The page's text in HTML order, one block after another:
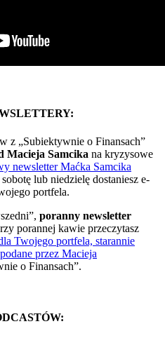
z „Subiektywnie o Finansach”
Macieja Samcika na kryzysowe
newsletter Maćka Samcika
lub niedzielę dostaniesz e-
portfela.
poranny newsletter
porannej kawie przeczytasz
Twojego portfela, starannie
przez Macieja
o Finansach”.